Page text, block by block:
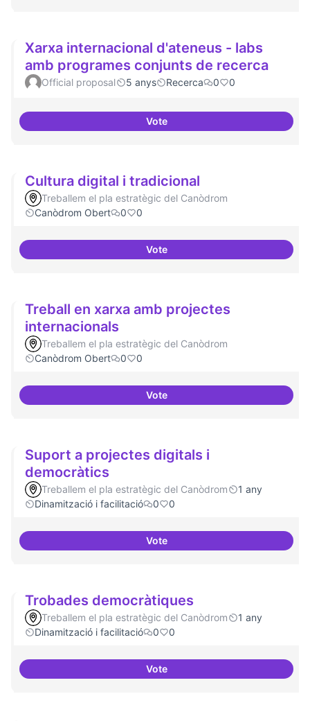
Xarxa internacional d'ateneus - labs
amb programes conjunts de recerca
Official proposal 5 anys Recerca 0 0
VoteXarxa internacional d'ateneus -
Cultura digital i tradicional
Treballem el pla estratègic del Canòdrom
Canòdrom Obert
0 0
VoteCultura digital i tradicional
Treball en xarxa amb projectes
internacionals
Treballem el pla estratègic del Canòdrom
Canòdrom Obert
0 0
VoteTreball en xarxa amb projectes
Suport a projectes digitals i
democràtics
Treballem el pla estratègic del Canòdrom
1 any
Dinamització i facilitació
0 0
VoteSuport a projectes digitals i
Trobades democràtiques
Treballem el pla estratègic del Canòdrom
1 any
Dinamització i facilitació
0 0
VoteTrobades democràtiques